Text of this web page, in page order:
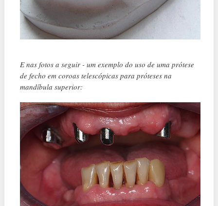
E nas fotos a seguir - um exemplo do uso de uma prótese
de fecho em coroas telescópicas para próteses na
mandíbula superior: